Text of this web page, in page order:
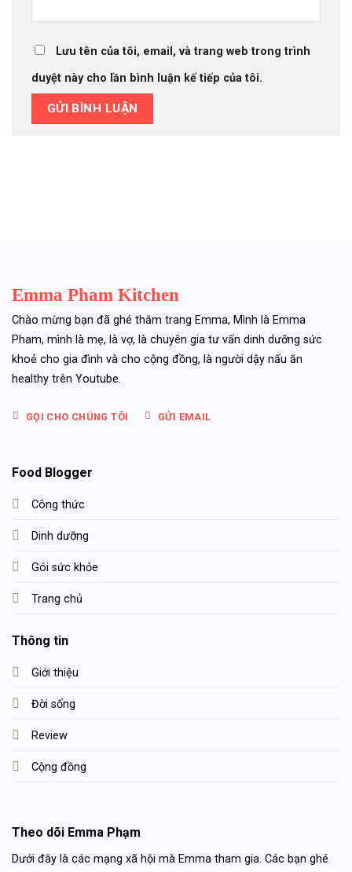
Lưu tên của tôi, email, và trang web trong trình
duyệt này cho lần bình luận kế tiếp của tôi.
Emma Pham Kitchen
Chào mừng bạn đã ghé thăm trang Emma, Mình là Emma
Pham, mình là mẹ, là vợ, là chuyên gia tư vấn dinh dưỡng sức
khoẻ cho gia đình và cho cộng đồng, là người dậy nấu ăn
healthy trên Youtube.
GỌI CHO CHÚNG TÔI GỬI EMAIL
Food Blogger
Công thức
Dinh dưỡng
Gói sức khỏe
Trang chủ
Thông tin
Giới thiệu
Đời sống
Review
Cộng đồng
Theo dõi Emma Phạm
Dưới đây là các mạng xã hội mà Emma tham gia. Các bạn ghé